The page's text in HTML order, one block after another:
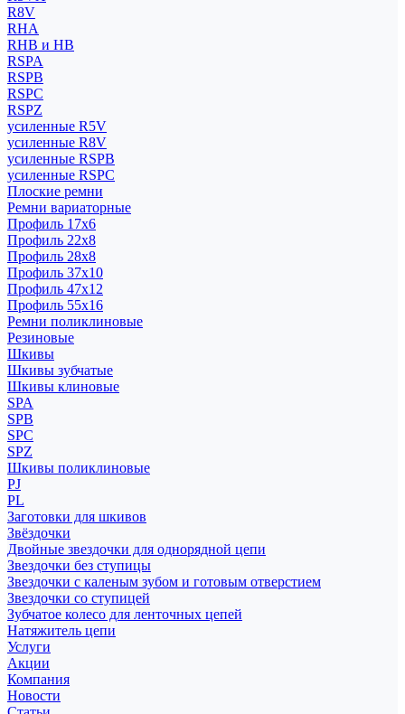
R8V
RHA
RHB и HB
RSPA
RSPB
RSPC
RSPZ
усиленные R5V
усиленные R8V
усиленные RSPB
усиленные RSPC
Плоские ремни
Ремни вариаторные
Профиль 17x6
Профиль 22x8
Профиль 28x8
Профиль 37x10
Профиль 47x12
Профиль 55x16
Ремни поликлиновые
Резиновые
Шкивы
Шкивы зубчатые
Шкивы клиновые
SPA
SPB
SPC
SPZ
Шкивы поликлиновые
PJ
PL
Заготовки для шкивов
Звёздочки
Двойные звездочки для однорядной цепи
Звездочки без ступицы
Звездочки с каленым зубом и готовым отверстием
Звездочки со ступицей
Зубчатое колесо для ленточных цепей
Натяжитель цепи
Услуги
Акции
Компания
Новости